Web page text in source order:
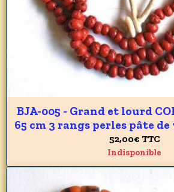
BJA-005 - Grand et lourd
65 cm 3 rangs perles pâte de verre 8x10 mm
façon CORAIL -
52,00€ TTC
Indisponible